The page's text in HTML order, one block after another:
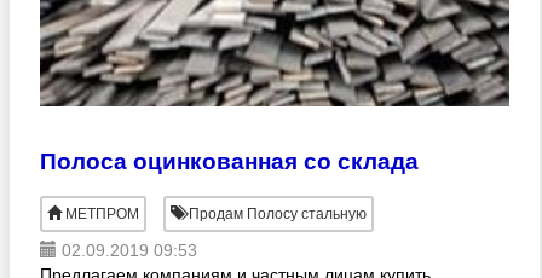
Полоса оцинкованная со склада
МЕТПРОМ Продам Полосу стальную
02.09.2019 09:53